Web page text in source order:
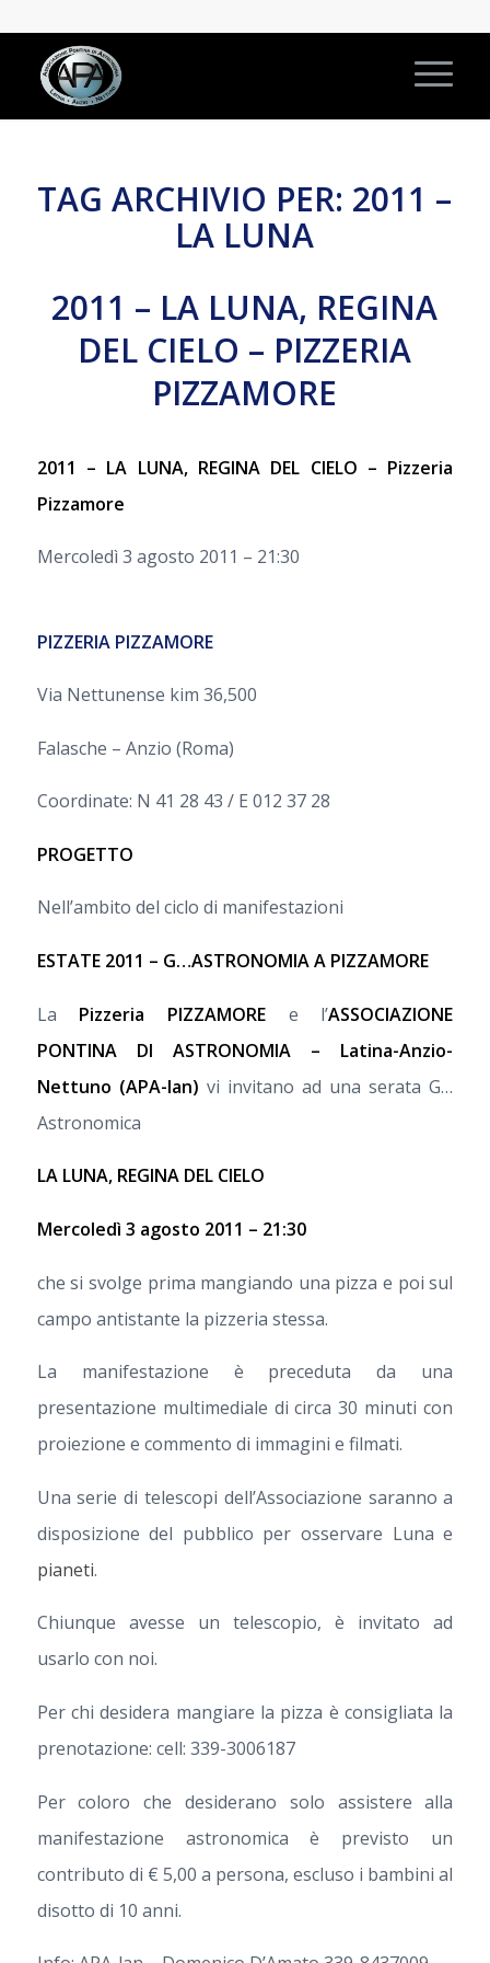
TAG ARCHIVIO PER: 2011 –
LA LUNA
2011 – LA LUNA, REGINA
DEL CIELO – PIZZERIA
PIZZAMORE
2011 – LA LUNA, REGINA DEL CIELO – Pizzeria
Pizzamore
Mercoledì 3 agosto 2011 – 21:30
PIZZERIA PIZZAMORE
Via Nettunense kim 36,500
Falasche – Anzio (Roma)
Coordinate: N 41 28 43 / E 012 37 28
PROGETTO
Nell’ambito del ciclo di manifestazioni
ESTATE 2011 – G…ASTRONOMIA A PIZZAMORE
La Pizzeria PIZZAMORE e l’ASSOCIAZIONE
PONTINA DI ASTRONOMIA – Latina-Anzio-
Nettuno (APA-lan) vi invitano ad una serata G…
Astronomica
LA LUNA, REGINA DEL CIELO
Mercoledì 3 agosto 2011 – 21:30
che si svolge prima mangiando una pizza e poi sul
campo antistante la pizzeria stessa.
La manifestazione è preceduta da una
presentazione multimediale di circa 30 minuti con
proiezione e commento di immagini e filmati.
Una serie di telescopi dell’Associazione saranno a
disposizione del pubblico per osservare Luna e
pianeti.
Chiunque avesse un telescopio, è invitato ad
usarlo con noi.
Per chi desidera mangiare la pizza è consigliata la
prenotazione: cell: 339-3006187
Per coloro che desiderano solo assistere alla
manifestazione astronomica è previsto un
contributo di € 5,00 a persona, escluso i bambini al
disotto di 10 anni.